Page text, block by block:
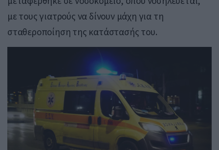
με τους γιατρούς να δίνουν μάχη για τη
σταθεροποίηση της κατάστασής του.